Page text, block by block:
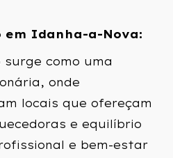
em Idanha-a-Nova:
como uma
onde
locais que ofereçam
e equilíbrio
e bem-estar